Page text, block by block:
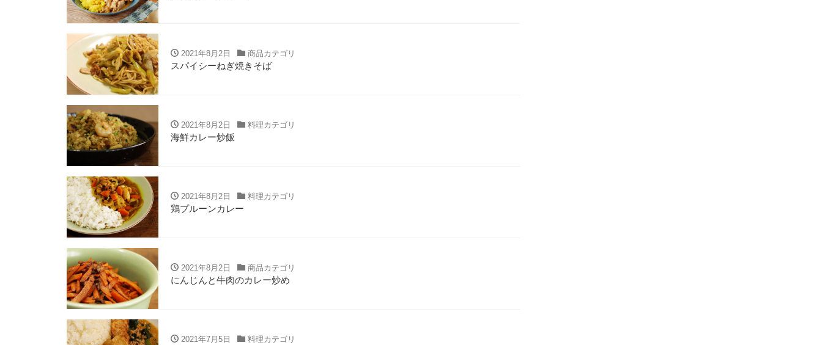
2021年8月2日 商品カテゴリ
スパイシーねぎ焼きそば
2021年8月2日 料理カテゴリ
海鮮カレー炒飯
2021年8月2日 料理カテゴリ
鶏プルーンカレー
2021年8月2日 商品カテゴリ
にんじんと牛肉のカレー炒め
2021年7月5日 料理カテゴリ